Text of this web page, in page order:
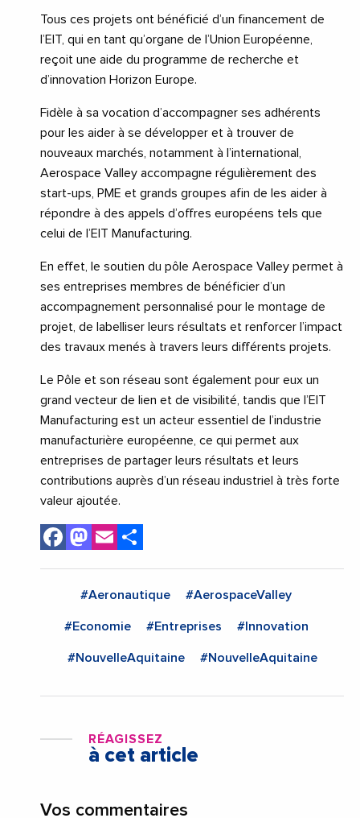
Tous ces projets ont bénéficié d’un financement de
l’EIT, qui en tant qu’organe de l’Union Européenne,
reçoit une aide du programme de recherche et
d’innovation Horizon Europe.
Fidèle à sa vocation d’accompagner ses adhérents
pour les aider à se développer et à trouver de
nouveaux marchés, notamment à l’international,
Aerospace Valley accompagne régulièrement des
start-ups, PME et grands groupes afin de les aider à
répondre à des appels d’offres européens tels que
celui de l’EIT Manufacturing.
En effet, le soutien du pôle Aerospace Valley permet à
ses entreprises membres de bénéficier d’un
accompagnement personnalisé pour le montage de
projet, de labelliser leurs résultats et renforcer l’impact
des travaux menés à travers leurs différents projets.
Le Pôle et son réseau sont également pour eux un
grand vecteur de lien et de visibilité, tandis que l’EIT
Manufacturing est un acteur essentiel de l’industrie
manufacturière européenne, ce qui permet aux
entreprises de partager leurs résultats et leurs
contributions auprès d’un réseau industriel à très forte
valeur ajoutée.
Facebook
Mastodon
Email
#Aeronautique #AerospaceValley
#Economie #Entreprises #Innovation
#NouvelleAquitaine #NouvelleAquitaine
RÉAGISSEZ
à cet article
Vos commentaires